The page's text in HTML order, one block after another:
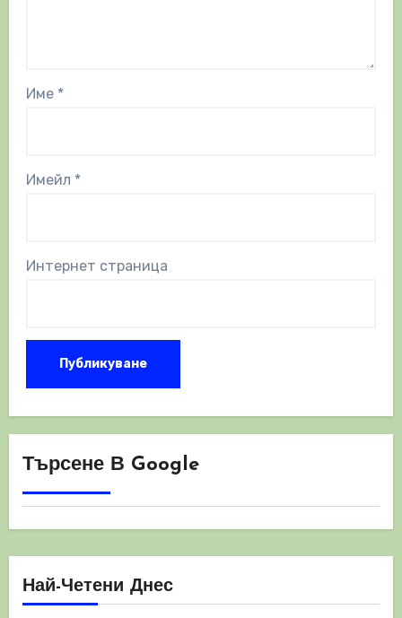
Име *
Имейл *
Интернет страница
Търсене В Google
Най-Четени Днес